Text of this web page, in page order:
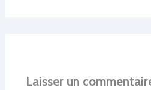
Laisser un